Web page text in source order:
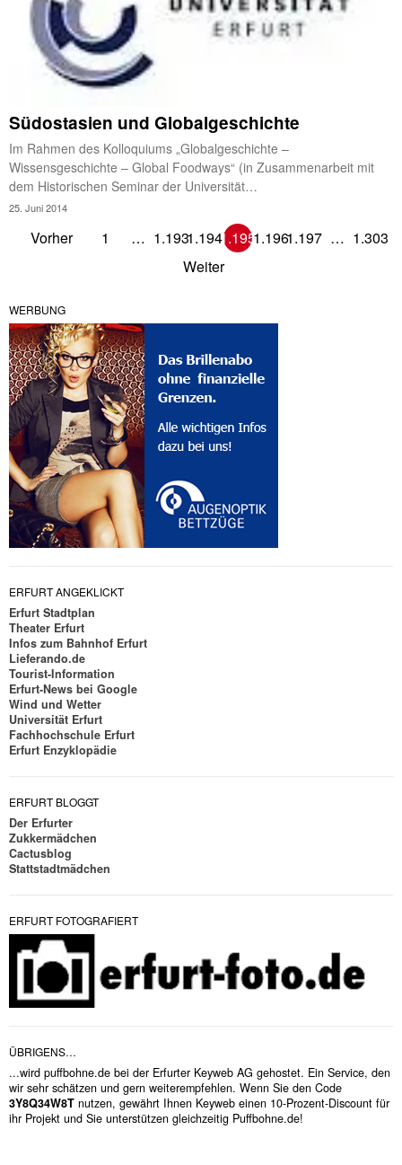
Südostasien und Globalgeschichte
Im Rahmen des Kolloquiums „Globalgeschichte –
Wissensgeschichte – Global Foodways“ (in Zusammenarbeit mit
dem Historischen Seminar der Universität…
25. Juni 2014
Vorher 1 … 1.1931.1941.1951.1961.197 … 1.303
Weiter
WERBUNG
ERFURT ANGEKLICKT
Erfurt Stadtplan
Theater Erfurt
Infos zum Bahnhof Erfurt
Lieferando.de
Tourist-Information
Erfurt-News bei Google
Wind und Wetter
Universität Erfurt
Fachhochschule Erfurt
Erfurt Enzyklopädie
ERFURT BLOGGT
Der Erfurter
Zukkermädchen
Cactusblog
Stattstadtmädchen
ERFURT FOTOGRAFIERT
ÜBRIGENS…
...wird puffbohne.de bei der Erfurter Keyweb AG gehostet. Ein Service, den
wir sehr schätzen und gern weiterempfehlen. Wenn Sie den Code
3Y8Q34W8T nutzen, gewährt Ihnen Keyweb einen 10-Prozent-Discount für
ihr Projekt und Sie unterstützen gleichzeitig Puffbohne.de!